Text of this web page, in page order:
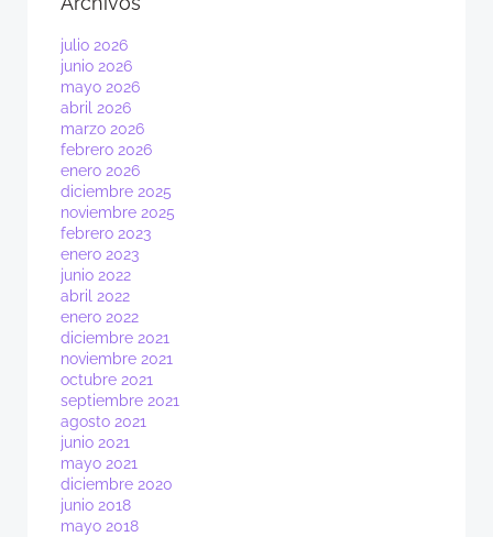
julio 2026
junio 2026
mayo 2026
abril 2026
marzo 2026
febrero 2026
enero 2026
diciembre 2025
noviembre 2025
febrero 2023
enero 2023
junio 2022
abril 2022
enero 2022
diciembre 2021
noviembre 2021
octubre 2021
septiembre 2021
agosto 2021
junio 2021
mayo 2021
diciembre 2020
junio 2018
mayo 2018